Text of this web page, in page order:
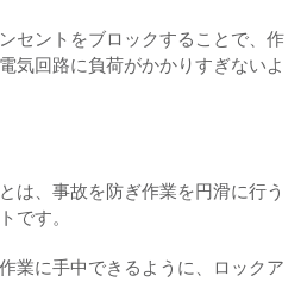
セントをブロックすることで、作
気回路に負荷がかかりすぎないよ
は、事故を防ぎ作業を円滑に行う
です。
業に手中できるように、ロックア